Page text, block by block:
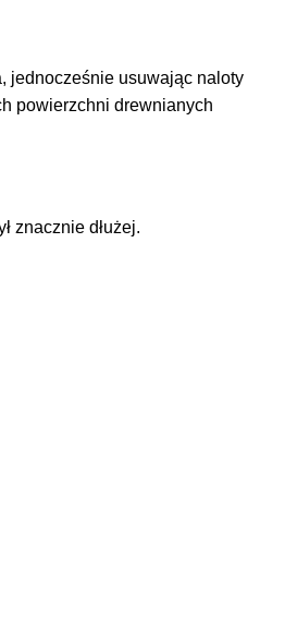
jednocześnie usuwając naloty
powierzchni drewnianych
znacznie dłużej.